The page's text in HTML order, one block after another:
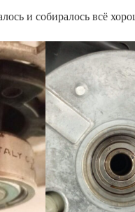
и собиралось всё